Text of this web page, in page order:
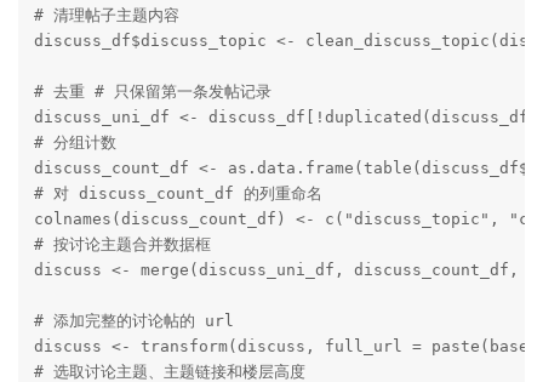
# 清理帖子主题内容
discuss_df$discuss_topic <-
# 去重 # 只保留第一条发帖记录
discuss_uni_df <-
# 分组计数
discuss_count_df <-
# 对 discuss_count_df 的列重命名
colnames(discuss_count_df) <- c("discuss_topic",
# 按讨论主题合并数据框
discuss <- merge(discuss_uni_df, discuss_count_df,
# 添加完整的讨论帖的 url
discuss <- transform(discuss, full_url =
# 选取讨论主题、主题链接和楼层高度